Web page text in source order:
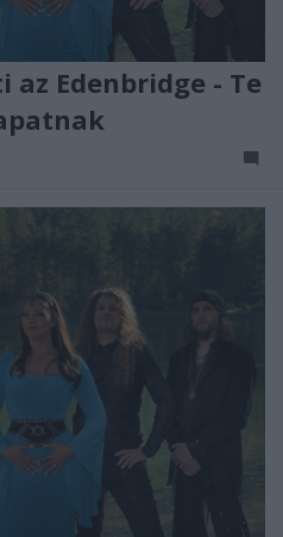
Edenbridge - Te